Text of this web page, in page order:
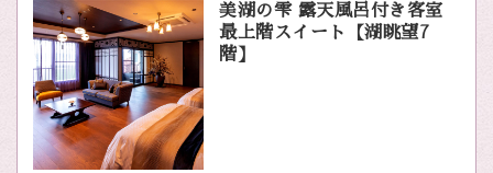
美湖の雫 露天風呂付き客室
最上階スイート【湖眺望7
階】